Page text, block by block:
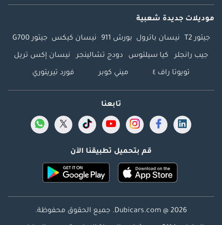
موديلات جديدة شعبية
جيتور T2 نيسان باترول بورش 911 نيسان كيكس جيتور G700
جيب رانجلر كيا سيلتوس دودج تشالينجر نيسان إكس تريل
تويوتا راف ٤ ميني كوبر فورد تيريتوري
تابعنا
قم بتحميل تطبيقنا الآن
Dubicars.com @ 2026. جميع الحقوق محفوظة.